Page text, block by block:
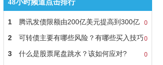
48小时频道点击排行
0
1 腾讯发债限额由200亿美元提高到300亿
0
2 可转债主要有哪些风险？有哪些买入技巧
0
3 什么是股票尾盘跳水？该如何应对?